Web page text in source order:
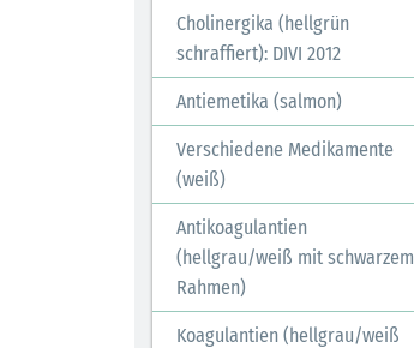
Cholinergika (hellgrün
schraffiert): DIVI 2012
Antiemetika (salmon)
Verschiedene Medikamente
(weiß)
Antikoagulantien
(hellgrau/weiß mit schwarzem
Rahmen)
Koagulantien (hellgrau/weiß